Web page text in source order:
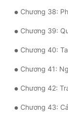
Chương 38:
Chương 39:
Chương 40:
Chương 41:
Chương 42:
Chương 43: